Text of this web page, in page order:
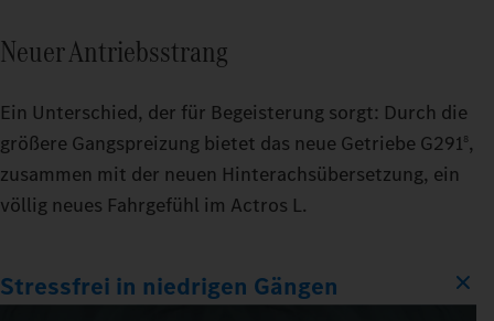
Neuer Antriebsstrang
Ein Unterschied, der für Begeisterung sorgt: Durch die
größere Gangspreizung bietet das neue Getriebe G2918,
zusammen mit der neuen Hinterachsübersetzung, ein
völlig neues Fahrgefühl im Actros L.
Stressfrei in niedrigen Gängen